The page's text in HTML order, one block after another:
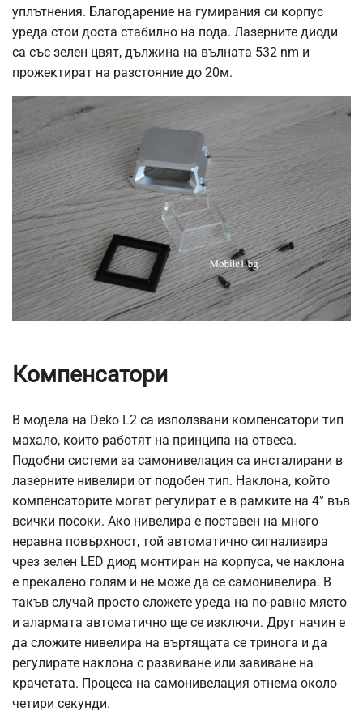
уплътнения. Благодарение на гумирания си корпус
уреда стои доста стабилно на пода. Лазерните диоди
са със зелен цвят, дължина на вълната 532 nm и
прожектират на разстояние до 20м.
Компенсатори
В модела на Deko L2 са използвани компенсатори тип
махало, които работят на принципа на отвеса.
Подобни системи за самонивелация са инсталирани в
лазерните нивелири от подобен тип. Наклона, който
компенсаторите могат регулират е в рамките на 4° във
всички посоки. Ако нивелира е поставен на много
неравна повърхност, той автоматично сигнализира
чрез зелен LED диод монтиран на корпуса, че наклона
е прекалено голям и не може да се самонивелира. В
такъв случай просто сложете уреда на по-равно място
и алармата автоматично ще се изключи. Друг начин е
да сложите нивелира на въртящата се тринога и да
регулирате наклона с развиване или завиване на
крачетата. Процеса на самонивелация отнема около
четири секунди.